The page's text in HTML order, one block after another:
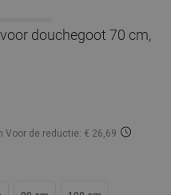
douchegoot 70 cm,
Voor de reductie: € 26,69